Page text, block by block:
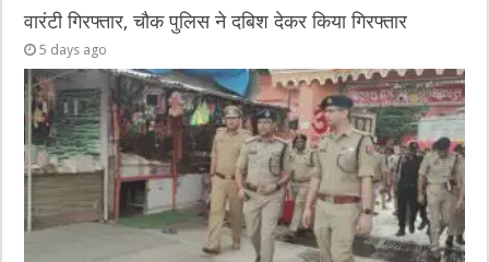
वारंटी गिरफ्तार, चौक पुलिस ने दबिश देकर किया गिरफ्तार
5 days ago